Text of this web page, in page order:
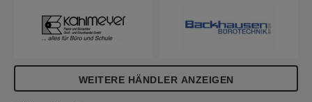
WEITERE HÄNDLER ANZEIGEN